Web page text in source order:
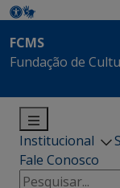
FCMS
Fundação de
Institucional
Fale Conosco
Pesquisar